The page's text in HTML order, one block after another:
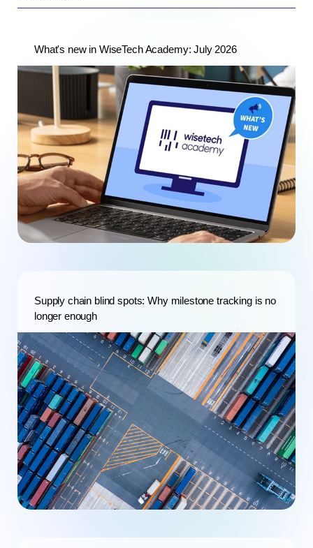
What's new in WiseTech Academy: July 2026
Supply chain blind spots: Why milestone tracking is no
longer enough